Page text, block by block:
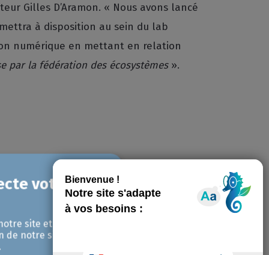
Gilles D’Aramon. « Nous avons lancé
à disposition au sein du lab
numérique en mettant en relation
par la fédération des écosystèmes».
publics sont encore parfois dans la
ou encore conférences, ces
Lébrard. «Ce sont par ailleurs des
trouver du sens dans leur activité.
à dévoiler des exemples d’usage
site et pour
notre site avec